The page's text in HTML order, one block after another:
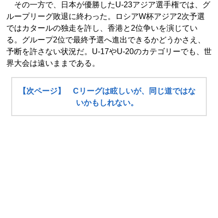
その一方で、日本が優勝したU-23アジア選手権では、グ
ループリーグ敗退に終わった。ロシアW杯アジア2次予選
ではカタールの独走を許し、香港と2位争いを演じてい
る。グループ2位で最終予選へ進出できるかどうかさえ、
予断を許さない状況だ。U-17やU-20のカテゴリーでも、世
界大会は遠いままである。
【次ページ】 Cリーグは眩しいが、同じ道ではな
いかもしれない。